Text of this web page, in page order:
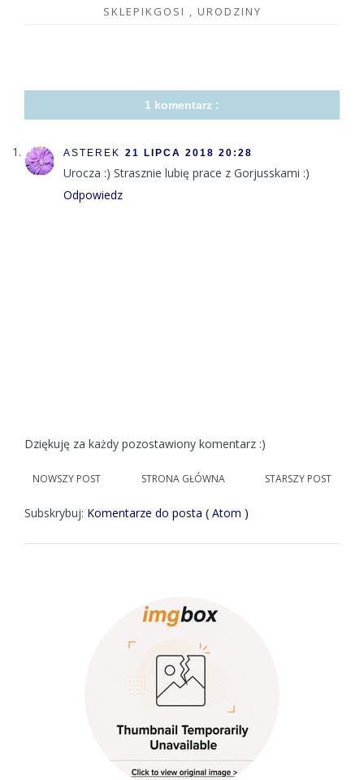
SKLEPIKGOSI
URODZINY
1 komentarz :
ASTEREK 21 LIPCA 2018 20:28
Urocza :) Strasznie lubię prace z Gorjusskami :)
Odpowiedz
Dziękuję za każdy pozostawiony komentarz :)
NOWSZY POST STARSZY POST
STRONA GŁÓWNA
Subskrybuj: Komentarze do posta ( Atom )